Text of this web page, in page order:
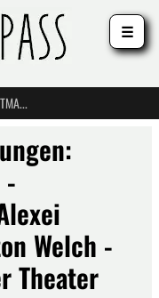
Deutsche Erstaufführungen: RATMANSKY | WELCH - Choreographien von Alexei Ratmansky und Stanton Welch - Staatsoper im Schiller Theater
-
Welch -
Theater
☰